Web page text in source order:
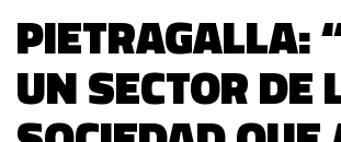
PIETRAGALLA:
UN SECTOR DE